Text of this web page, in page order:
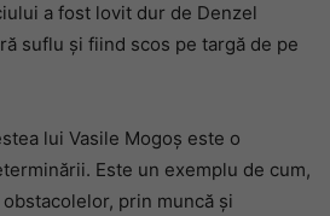
a fost lovit dur de Denzel
suflu și fiind scos pe targă de pe
lui Vasile Mogoș este o
Este un exemplu de cum,
prin muncă și